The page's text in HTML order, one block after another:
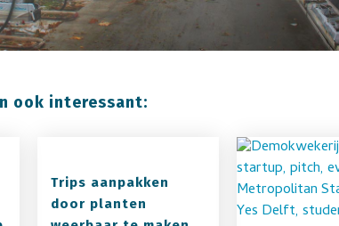
ook interessant:
Trips aanpakken
door planten